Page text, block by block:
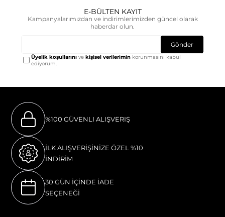
E-BÜLTEN KAYIT
Kampanyalarımızdan ve indirimlerimizden güncel olarak
haberdar olun.
Gönder
Üyelik koşullarını vekişisel verilerimin korunmasını kabul
ediyorum.
%100 GÜVENLI ALIŞVERIŞ
İLK ALIŞVERİŞİNİZE ÖZEL %10
İNDİRİM
30 GÜN İÇİNDE İADE
SEÇENEĞİ